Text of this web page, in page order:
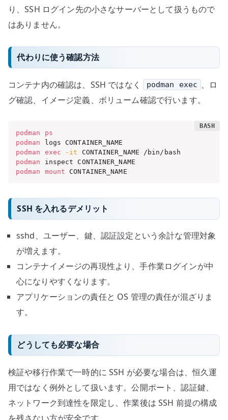
り、SSH ログイン先の小さなサーバーとして扱うもので
はありません。
代わりに使う確認方法
コンテナ内の確認は、SSH ではなく podman exec 、ロ
グ確認、イメージ定義、ボリューム確認で行います。
podman
ps
podman
podman
exec -it
podman
podman
mount CONTAINER_NAME
SSH を入れるデメリット
sshd、ユーザー、鍵、認証設定という余計な管理対象
が増えます。
コンテナイメージの再現性より、手作業ログインが中
心になりやすくなります。
アプリケーションの責任と OS 管理の責任が混ざりま
す。
どうしても必要な場合
検証や移行作業で一時的に SSH が必要な場合は、恒久運
用ではなく例外として扱います。公開ポート、認証鍵、
ネットワーク到達性を限定し、作業後は SSH 前提の構成